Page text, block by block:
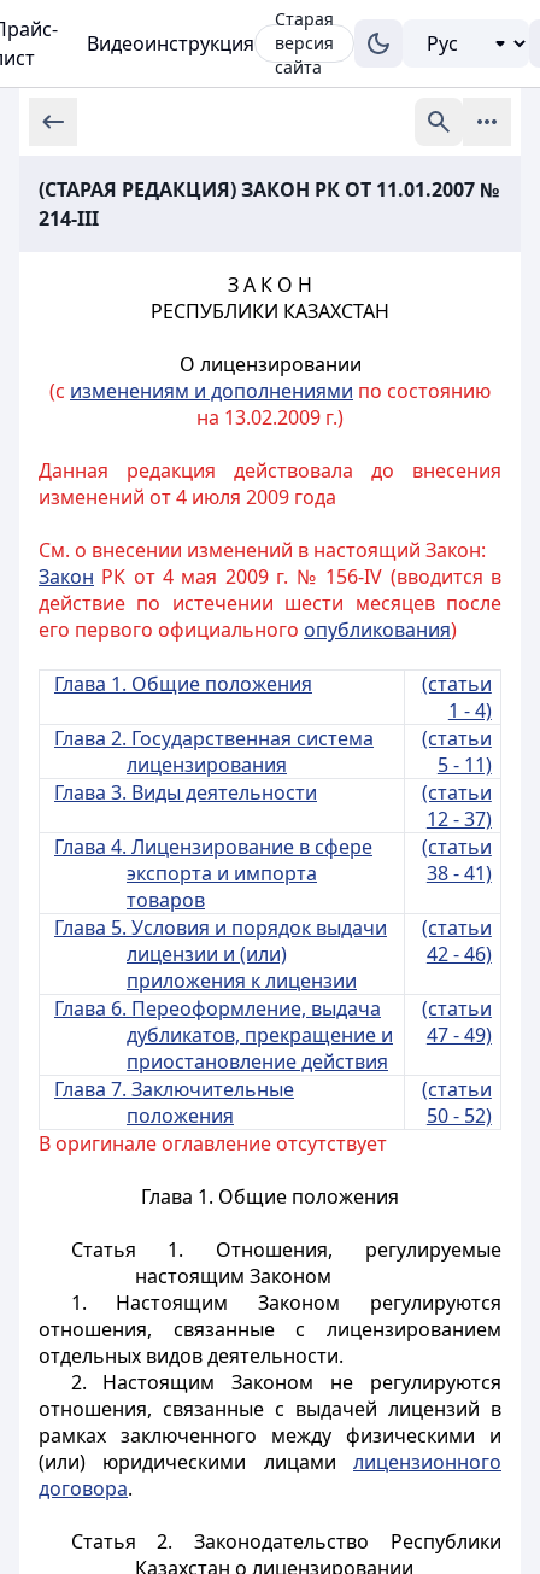
Видеоинструкция
Старая
версия
сайта
(СТАРАЯ РЕДАКЦИЯ) ЗАКОН РК ОТ 11.01.2007 №
214-III
З А К О Н
РЕСПУБЛИКИ КАЗАХСТАН
О лицензировании
(с изменениям и дополнениями по состоянию
на 13.02.2009 г.)
Данная редакция действовала до внесения
изменений от 4 июля 2009 года
См. о внесении изменений в настоящий Закон:
Закон РК от 4 мая 2009 г. № 156-IV (вводится в
действие по истечении шести месяцев после
его первого официального опубликования)
Глава 1. Общие положения
(статьи
1 - 4)
Глава 2. Государственная система
лицензирования
(статьи
5 - 11)
Глава 3. Виды деятельности
(статьи
12 - 37)
Глава 4. Лицензирование в сфере
экспорта и импорта
товаров
(статьи
38 - 41)
Глава 5. Условия и порядок выдачи
лицензии и (или)
приложения к лицензии
(статьи
42 - 46)
Глава 6. Переоформление, выдача
дубликатов, прекращение и
приостановление действия
(статьи
47 - 49)
Глава 7. Заключительные
положения
(статьи
50 - 52)
В оригинале оглавление отсутствует
Глава 1. Общие положения
Статья 1. Отношения, регулируемые
настоящим Законом
1. Настоящим Законом регулируются
отношения, связанные с лицензированием
отдельных видов деятельности.
2. Настоящим Законом не регулируются
отношения, связанные с выдачей лицензий в
рамках заключенного между физическими и
(или) юридическими лицами лицензионного
договора.
Статья 2.Законодательство Республики
Казахстан о лицензировании